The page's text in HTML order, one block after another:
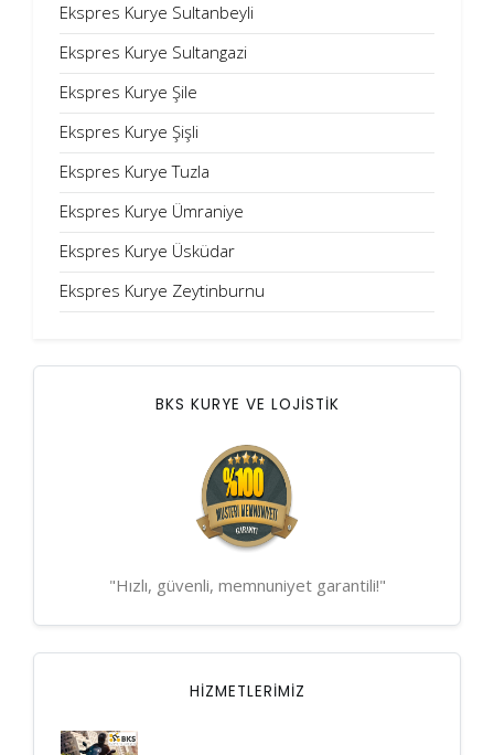
Ekspres Kurye Sultanbeyli
Ekspres Kurye Sultangazi
Ekspres Kurye Şile
Ekspres Kurye Şişli
Ekspres Kurye Tuzla
Ekspres Kurye Ümraniye
Ekspres Kurye Üsküdar
Ekspres Kurye Zeytinburnu
BKS KURYE VE LOJİSTİK
"Hızlı, güvenli, memnuniyet garantili!"
HIZMETLERIMIZ